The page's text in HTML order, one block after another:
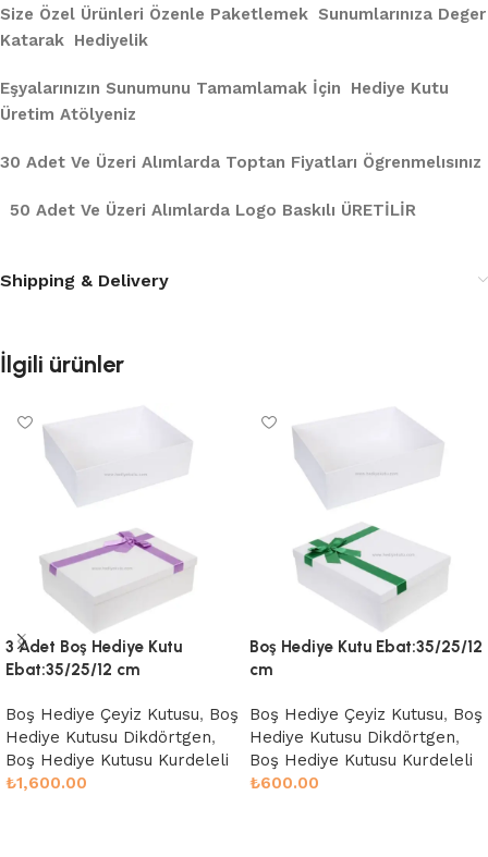
Size Özel Ürünleri Özenle Paketlemek Sunumlarınıza Deger
Katarak Hediyelik
Eşyalarınızın Sunumunu Tamamlamak İçin Hediye Kutu
Üretim Atölyeniz
30 Adet Ve Üzeri Alımlarda Toptan Fiyatları Ögrenmelısınız
50 Adet Ve Üzeri Alımlarda Logo Baskılı ÜRETİLİR
Shipping & Delivery
İlgili ürünler
3 Adet Boş Hediye Kutu
Ebat:35/25/12 cm
Boş Hediye Çeyiz Kutusu, Boş
Hediye Kutusu Dikdörtgen,
Boş Hediye Kutusu Kurdeleli
₺1,600.00
Boş Hediye Kutu Ebat:35/25/12
cm
Boş Hediye Çeyiz Kutusu, Boş
Hediye Kutusu Dikdörtgen,
Boş Hediye Kutusu Kurdeleli
₺600.00